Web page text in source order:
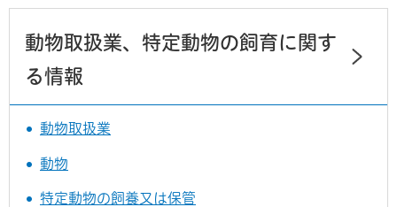
動物取扱業、特定動物の飼育に関す
る情報
動物取扱業
動物
特定動物の飼養又は保管